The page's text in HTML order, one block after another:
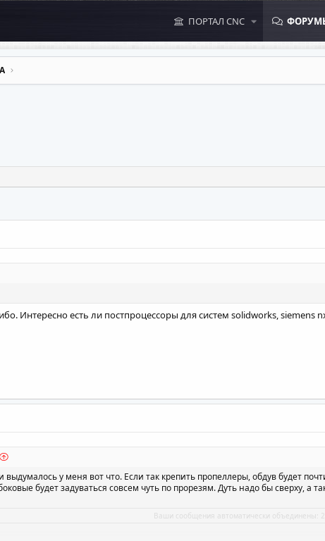
ПОРТАЛ CNC
Интересно есть ли постпроцессоры для систем solidworks, siemens
у меня вот что. Если так крепить пропеллеры, обдув будет
будет задуваться совсем чуть по прорезям. Дуть надо бы сверху, а
Ваши сообщения автоматически объединены: